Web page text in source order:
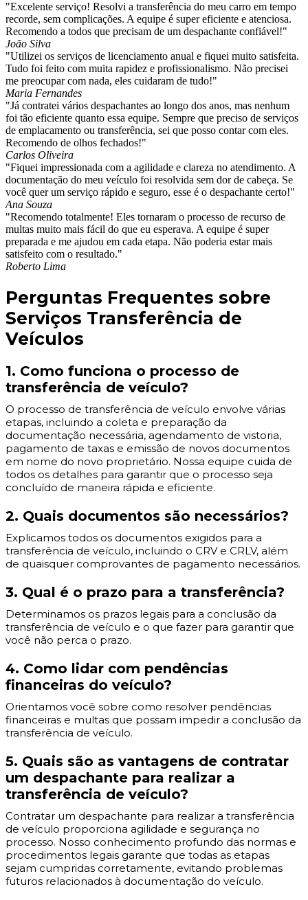
"Excelente serviço! Resolvi a transferência do meu carro em tempo
recorde, sem complicações. A equipe é super eficiente e atenciosa.
Recomendo a todos que precisam de um despachante confiável!"
João Silva
"Utilizei os serviços de licenciamento anual e fiquei muito satisfeita.
Tudo foi feito com muita rapidez e profissionalismo. Não precisei
me preocupar com nada, eles cuidaram de tudo!"
Maria Fernandes
"Já contratei vários despachantes ao longo dos anos, mas nenhum
foi tão eficiente quanto essa equipe. Sempre que preciso de serviços
de emplacamento ou transferência, sei que posso contar com eles.
Recomendo de olhos fechados!"
Carlos Oliveira
"Fiquei impressionada com a agilidade e clareza no atendimento. A
documentação do meu veículo foi resolvida sem dor de cabeça. Se
você quer um serviço rápido e seguro, esse é o despachante certo!"
Ana Souza
"Recomendo totalmente! Eles tornaram o processo de recurso de
multas muito mais fácil do que eu esperava. A equipe é super
preparada e me ajudou em cada etapa. Não poderia estar mais
satisfeito com o resultado."
Roberto Lima
Perguntas Frequentes sobre
Serviços Transferência de
Veículos
1. Como funciona o processo de
transferência de veículo?
O processo de transferência de veículo envolve várias
etapas, incluindo a coleta e preparação da
documentação necessária, agendamento de vistoria,
pagamento de taxas e emissão de novos documentos
em nome do novo proprietário. Nossa equipe cuida de
todos os detalhes para garantir que o processo seja
concluído de maneira rápida e eficiente.
2. Quais documentos são necessários?
Explicamos todos os documentos exigidos para a
transferência de veículo, incluindo o CRV e CRLV, além
de quaisquer comprovantes de pagamento necessários.
3. Qual é o prazo para a transferência?
Determinamos os prazos legais para a conclusão da
transferência de veículo e o que fazer para garantir que
você não perca o prazo.
4. Como lidar com pendências
financeiras do veículo?
Orientamos você sobre como resolver pendências
financeiras e multas que possam impedir a conclusão da
transferência de veículo.
5. Quais são as vantagens de contratar
um despachante para realizar a
transferência de veículo?
Contratar um despachante para realizar a transferência
de veículo proporciona agilidade e segurança no
processo. Nosso conhecimento profundo das normas e
procedimentos legais garante que todas as etapas
sejam cumpridas corretamente, evitando problemas
futuros relacionados à documentação do veículo.